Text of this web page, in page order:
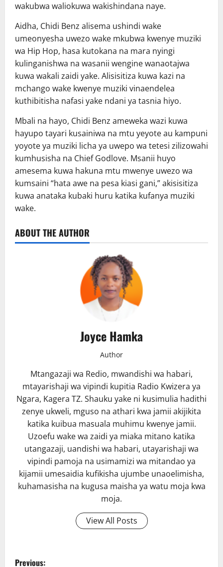
wakubwa waliokuwa wakishindana naye.
Aidha, Chidi Benz alisema ushindi wake
umeonyesha uwezo wake mkubwa kwenye muziki
wa Hip Hop, hasa kutokana na mara nyingi
kulinganishwa na wasanii wengine wanaotajwa
kuwa wakali zaidi yake. Alisisitiza kuwa kazi na
mchango wake kwenye muziki vinaendelea
kuthibitisha nafasi yake ndani ya tasnia hiyo.
Mbali na hayo, Chidi Benz ameweka wazi kuwa
hayupo tayari kusainiwa na mtu yeyote au kampuni
yoyote ya muziki licha ya uwepo wa tetesi zilizowahi
kumhusisha na Chief Godlove. Msanii huyo
amesema kuwa hakuna mtu mwenye uwezo wa
kumsaini “hata awe na pesa kiasi gani,” akisisitiza
kuwa anataka kubaki huru katika kufanya muziki
wake.
ABOUT THE AUTHOR
Joyce Hamka
Author
Mtangazaji wa Redio, mwandishi wa habari,
mtayarishaji wa vipindi kupitia Radio Kwizera ya
Ngara, Kagera TZ. Shauku yake ni kusimulia hadithi
zenye ukweli, mguso na athari kwa jamii akijikita
katika kuibua masuala muhimu kwenye jamii.
Uzoefu wake wa zaidi ya miaka mitano katika
utangazaji, uandishi wa habari, utayarishaji wa
vipindi pamoja na usimamizi wa mitandao ya
kijamii umesaidia kufikisha ujumbe unaoelimisha,
kuhamasisha na kugusa maisha ya watu moja kwa
moja.
View All Posts
P
Previous: